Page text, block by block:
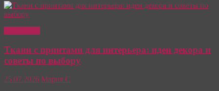
Ткани с принтами для интерьера: идеи декора и
советы по выбору
25.07.2026 Мария С